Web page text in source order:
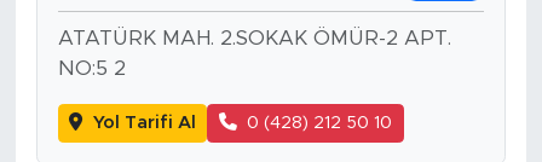
ATATÜRK MAH. 2.SOKAK ÖMÜR-2 APT.
NO:5 2
Yol Tarifi Al 0 (428) 212 50 10
Teknoloji
Magazin
Dünya